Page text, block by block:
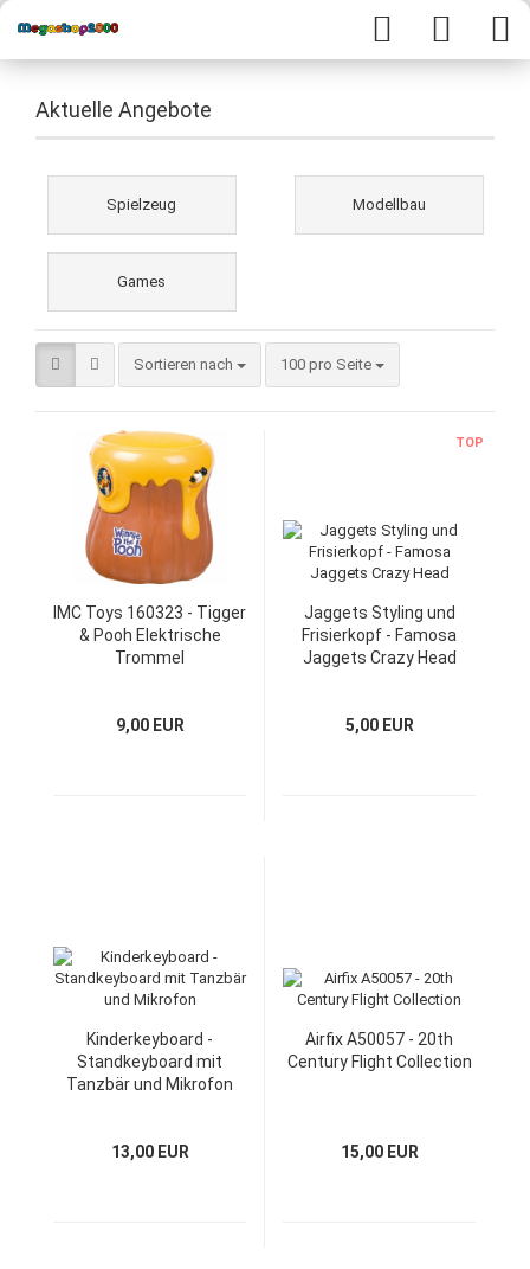
Aktuelle Angebote
Spielzeug Modellbau
Games
Sortieren nach 100 pro Seite
IMC Toys 160323 - Tigger
& Pooh Elektrische
Trommel
9,00 EUR
TOP
Jaggets Styling und
Frisierkopf - Famosa
Jaggets Crazy Head
5,00 EUR
Kinderkeyboard -
Standkeyboard mit
Tanzbär und Mikrofon
13,00 EUR
Airfix A50057 - 20th
Century Flight Collection
15,00 EUR